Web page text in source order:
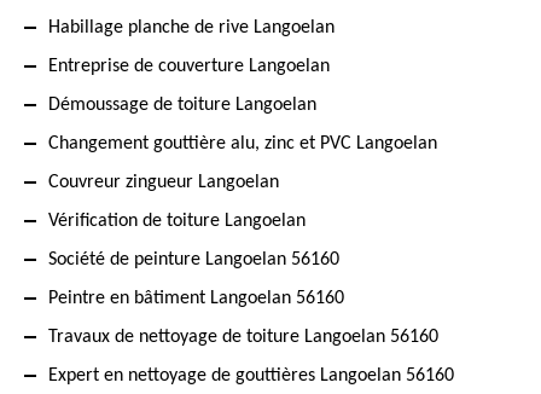
Habillage planche de rive Langoelan
Entreprise de couverture Langoelan
Démoussage de toiture Langoelan
Changement gouttière alu, zinc et PVC Langoelan
Couvreur zingueur Langoelan
Vérification de toiture Langoelan
Société de peinture Langoelan 56160
Peintre en bâtiment Langoelan 56160
Travaux de nettoyage de toiture Langoelan 56160
Expert en nettoyage de gouttières Langoelan 56160